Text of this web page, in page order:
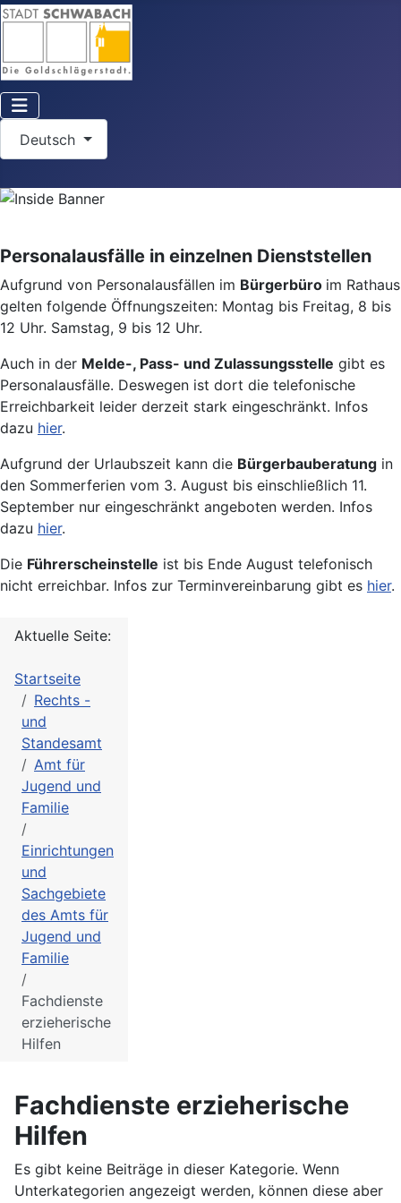
Deutsch
Personalausfälle in einzelnen Dienststellen
Aufgrund von Personalausfällen im Bürgerbüro im Rathaus
gelten folgende Öffnungszeiten: Montag bis Freitag, 8 bis
12 Uhr. Samstag, 9 bis 12 Uhr.
Auch in der Melde-, Pass- und Zulassungsstelle gibt es
Personalausfälle. Deswegen ist dort die telefonische
Erreichbarkeit leider derzeit stark eingeschränkt. Infos
dazu hier.
Aufgrund der Urlaubszeit kann die Bürgerbauberatung in
den Sommerferien vom 3. August bis einschließlich 11.
September nur eingeschränkt angeboten werden. Infos
dazu hier.
Die Führerscheinstelle ist bis Ende August telefonisch
nicht erreichbar. Infos zur Terminvereinbarung gibt es hier.
Aktuelle Seite:
Startseite
Rechts -
und
Standesamt
Amt für
Jugend und
Familie
Einrichtungen
und
Sachgebiete
des Amts für
Jugend und
Familie
Fachdienste
erzieherische
Hilfen
Fachdienste erzieherische
Hilfen
Es gibt keine Beiträge in dieser Kategorie. Wenn
Unterkategorien angezeigt werden, können diese aber